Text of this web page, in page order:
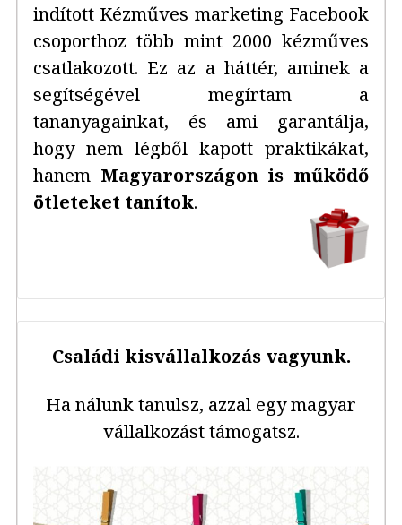
indított Kézműves marketing Facebook
csoporthoz több mint 2000 kézműves
csatlakozott. Ez az a háttér, aminek a
segítségével megírtam a
tananyagainkat, és ami garantálja,
hogy nem légből kapott praktikákat,
hanem Magyarországon is működő
ötleteket tanítok.
Családi kisvállalkozás vagyunk.
Ha nálunk tanulsz, azzal egy magyar
vállalkozást támogatsz.